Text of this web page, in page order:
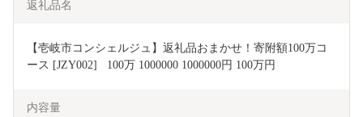
返礼品名
【壱岐市コンシェルジュ】返礼品おまかせ！寄附額100万コ
ース [JZY002]   100万 1000000 1000000円 100万円
内容量